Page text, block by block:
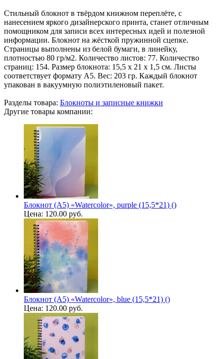
Стильный блокнот в твёрдом книжном переплёте, с
нанесением яркого дизайнерского принта, станет отличным
помощником для записи всех интересных идей и полезной
информации. Блокнот на жёсткой пружинной сцепке.
Страницы выполнены из белой бумаги, в линейку,
плотностью 80 гр/м2. Количество листов: 77. Количество
страниц: 154. Размер блокнота: 15,5 х 21 х 1,5 см. Листы
соответствует формату А5. Вес: 203 гр. Каждый блокнот
упакован в вакуумную полиэтиленовый пакет.
Разделы товара: Блокноты и записные книжки
Другие товары компании:
Блокнот (A5) «Watercolor», purple (15,5*21) ()
Цена: 120.00 руб.
Блокнот (A5) «Watercolor», blue (15,5*21) ()
Цена: 120.00 руб.